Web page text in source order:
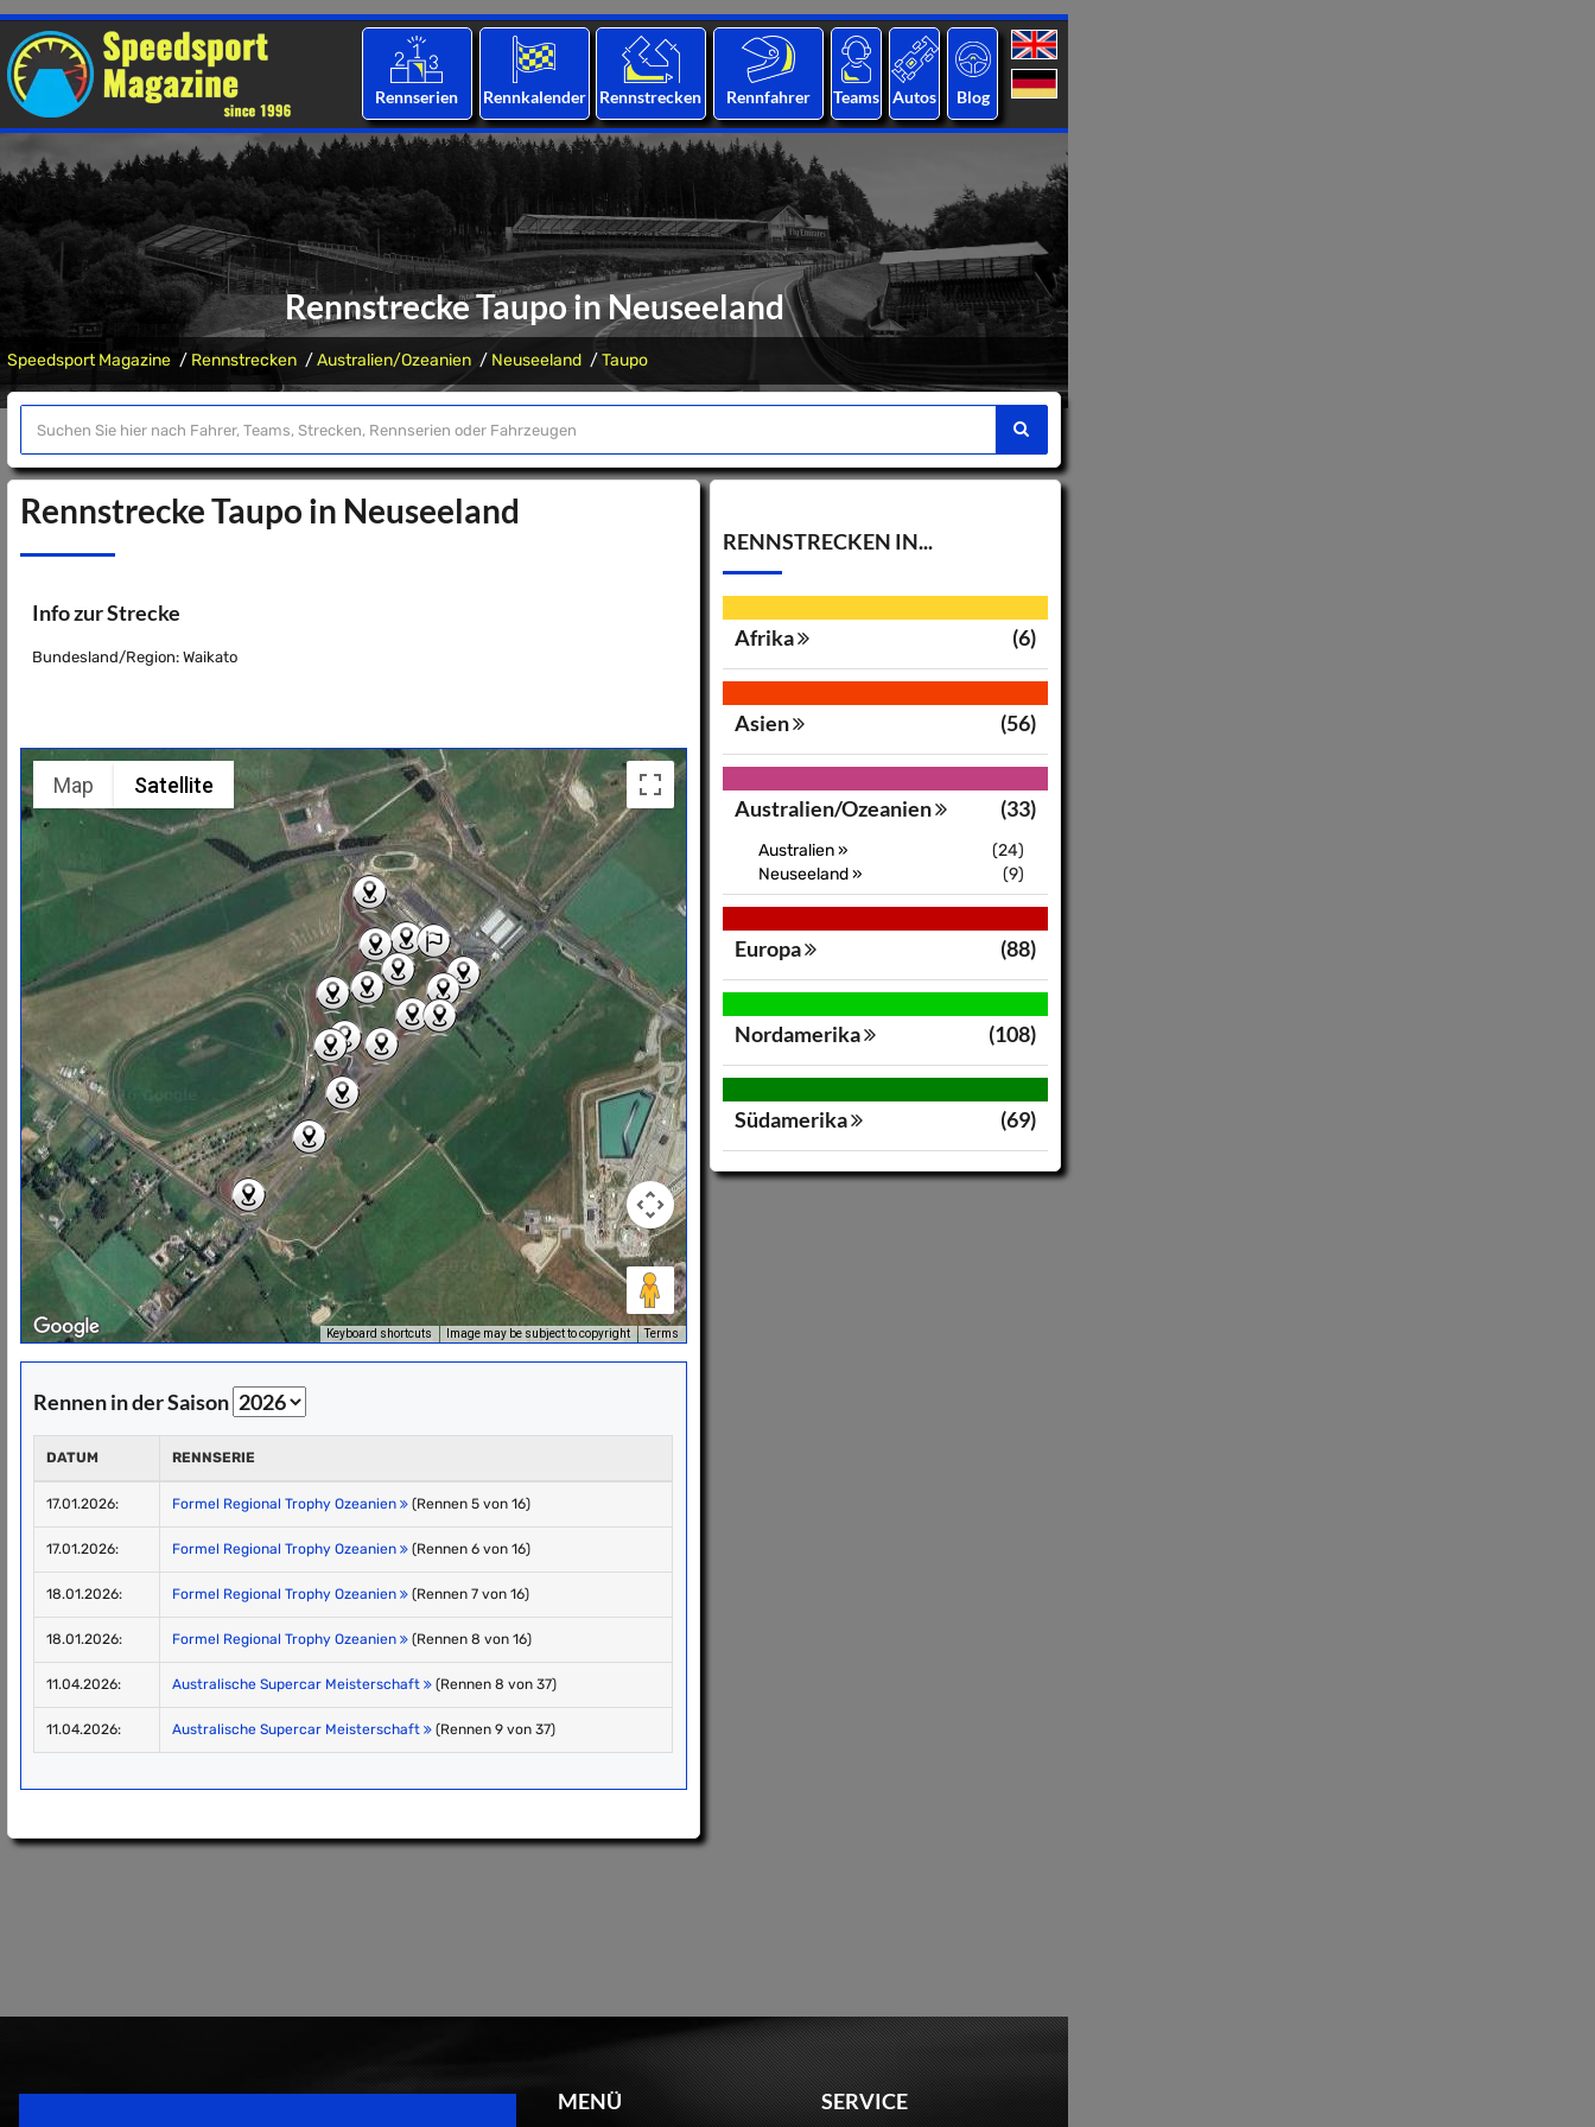
Rennserien Rennkalender Rennstrecken Rennfahrer Teams Autos Blog
Rennstrecke Taupo in Neuseeland
Speedsport Magazine Rennstrecken Australien/Ozeanien Neuseeland Taupo
Rennstrecke Taupo in Neuseeland
Info zur Strecke
Bundesland/Region: Waikato
Map Satellite
Keyboard shortcuts Image may be subject to copyright Terms
Rennen in der Saison
DATUM RENNSERIE
17.01.2026: Formel Regional Trophy Ozeanien (Rennen 5 von 16)
17.01.2026: Formel Regional Trophy Ozeanien (Rennen 6 von 16)
18.01.2026: Formel Regional Trophy Ozeanien (Rennen 7 von 16)
18.01.2026: Formel Regional Trophy Ozeanien (Rennen 8 von 16)
11.04.2026: Australische Supercar Meisterschaft (Rennen 8 von 37)
11.04.2026: Australische Supercar Meisterschaft (Rennen 9 von 37)
RENNSTRECKEN IN...
Afrika (6)
Asien (56)
Australien/Ozeanien (33)
Australien »
(24)
Neuseeland »
(9)
Europa (88)
Nordamerika (108)
Südamerika (69)
MENÜ SERVICE